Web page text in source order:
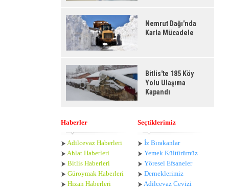
Nemrut Dağı'nda
Karla Mücadele
Bitlis'te 185 Köy
Yolu Ulaşıma
Kapandı
Haberler
Adilcevaz Haberleri
Ahlat Haberleri
Bitlis Haberleri
Güroymak Haberleri
Hizan Haberleri
Seçtiklerimiz
İz Bırakanlar
Yemek Kültürümüz
Yöresel Efsaneler
Derneklerimiz
Adilcevaz Cevizi